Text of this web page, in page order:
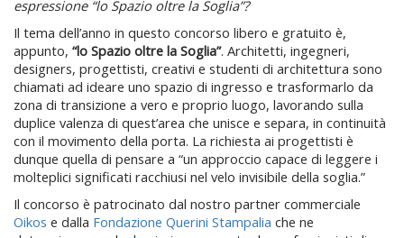
espressione “lo Spazio oltre la Soglia”?
Il tema dell’anno in questo concorso libero e gratuito è,
appunto, “lo Spazio oltre la Soglia”. Architetti, ingegneri,
designers, progettisti, creativi e studenti di architettura sono
chiamati ad ideare uno spazio di ingresso e trasformarlo da
zona di transizione a vero e proprio luogo, lavorando sulla
duplice valenza di quest’area che unisce e separa, in continuità
con il movimento della porta. La richiesta ai progettisti è
dunque quella di pensare a “un approccio capace di leggere i
molteplici significati racchiusi nel velo invisibile della soglia.”
Il concorso è patrocinato dal nostro partner commerciale
Oikos e dalla Fondazione Querini Stampalia che ne